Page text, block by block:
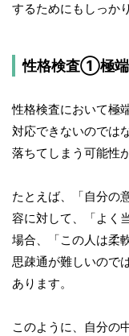
するためにもしっか
性格検査①極端
性格検査において極
対応できないのでは
落ちてしまう可能性
たとえば、「自分の
容に対して、「よく
場合、「この人は柔
思疎通が難しいので
あります。
このように、自分の